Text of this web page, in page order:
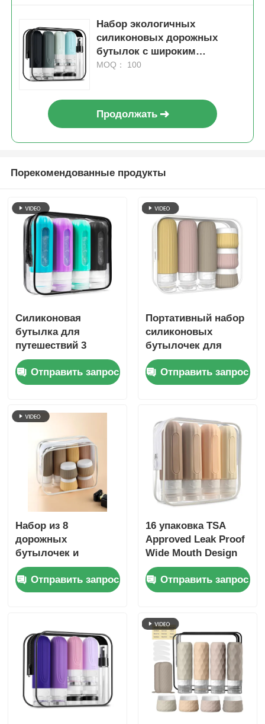
Набор экологичных
силиконовых дорожных
бутылок с широким
горловиной и
герметичных путешествий
MOQ： 100
Продолжать
Порекомендованные продукты
Силиконовая
бутылка для
путешествий 3
унции/90 мл с
прозрачным окном
Отправить запрос
Портативный набор
силиконовых
бутылочек для
туалетных
принадлежностей,
одобренный TSA,
Отправить запрос
Набор из 8
дорожных
бутылочек и
контейнеров,
герметичные, 90 мл
силиконовая
баночки
Отправить запрос
16 упаковка TSA
Approved Leak Proof
Wide Mouth Design
Силиконовая
бутылка для
путешествий с
контейнерами для
туалетных
принадлежностей
Отправить запрос